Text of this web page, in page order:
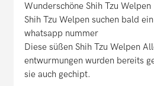
Wunderschöne Shih Tzu Welpen
Shih Tzu Welpen suchen bald
whatsapp nummer
Diese süßen Shih Tzu Welpen
entwurmungen wurden bereits
sie auch gechipt.